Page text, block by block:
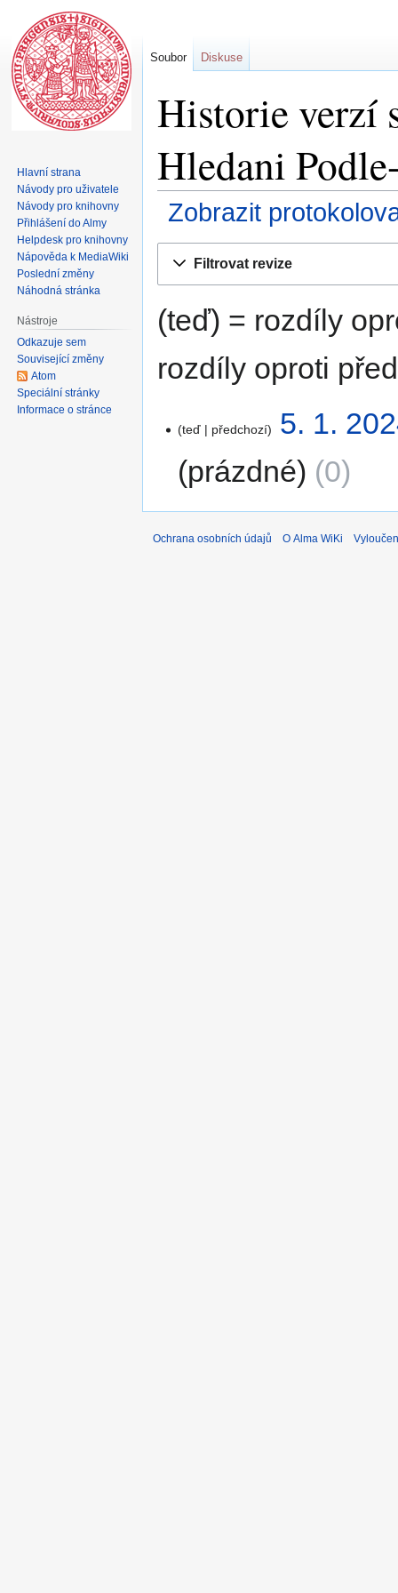
Historie verzí
Hledani
Zobrazit
Filtrovat revize
(teď) = rozdíly
rozdíly oproti
teď předchozí
5. 1.
prázdné
0
Soubor Diskuse
Hlavní strana
Návody pro uživatele
Návody pro knihovny
Přihlášení do Almy
Helpdesk pro knihovny
Nápověda k MediaWiki
Poslední změny
Náhodná stránka
Nástroje
Odkazuje sem
Související změny
Atom
Speciální stránky
Informace o stránce
Ochrana osobních údajů O Alma WiKi